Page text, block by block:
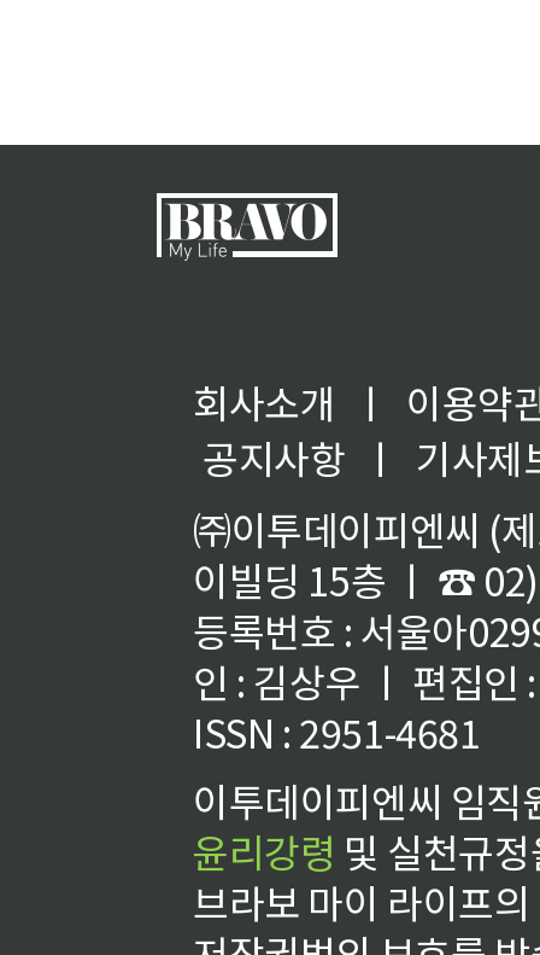
회사소개 ㅣ
이용약
공지사항
ㅣ
기사제
㈜이투데이피엔씨 (
이빌딩 15층 ㅣ ☎
등록번호 : 서울아
인 : 김상우 ㅣ 편집인
ISSN : 2951-4681
이투데이피엔씨 임
윤리강령 및 실천규
브라보 마이 라이프